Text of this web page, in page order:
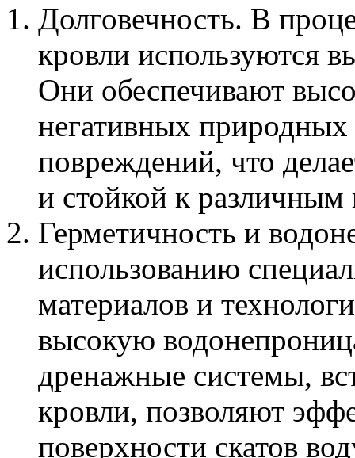
Долговечность. В
кровли используются
Они обеспечивают
негативных природных
повреждений, что
и стойкой к различным
Герметичность и
использованию
материалов и
высокую
дренажные системы,
кровли, позволяют
поверхности скатов